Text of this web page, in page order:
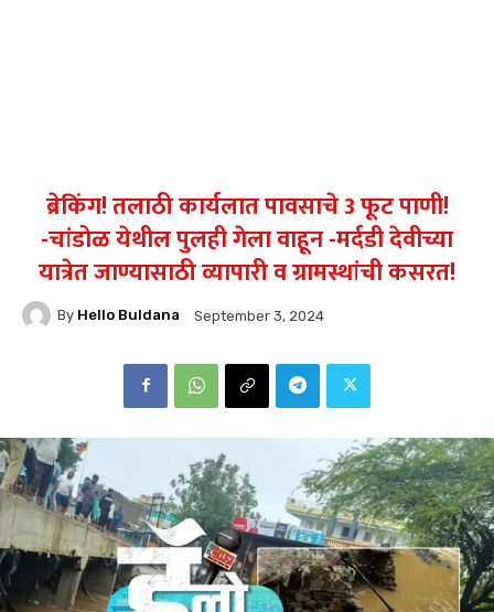
ब्रेकिंग! तलाठी कार्यलात पावसाचे 3 फूट पाणी!
-चांडोळ येथील पुलही गेला वाहून -मर्दडी देवीच्या
यात्रेत जाण्यासाठी व्यापारी व ग्रामस्थांची कसरत!
By Hello Buldana September 3, 2024